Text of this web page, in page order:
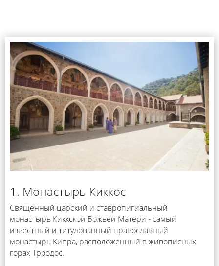
1. Монастырь Киккос
Священный царский и ставропигиальный
монастырь Киккской Божьей Матери - самый
известный и титулованный православный
монастырь Кипра, расположенный в живописных
горах Троодос.